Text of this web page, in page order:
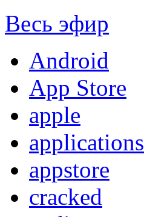
Весь эфир
Android
App Store
apple
applications
appstore
cracked